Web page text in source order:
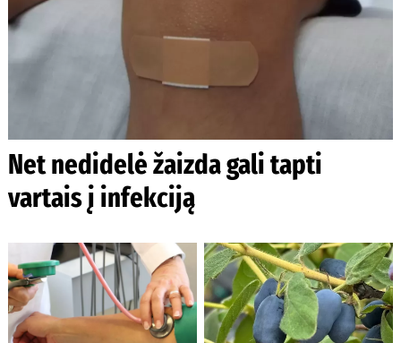
Net nedidelė žaizda gali tapti
vartais į infekciją